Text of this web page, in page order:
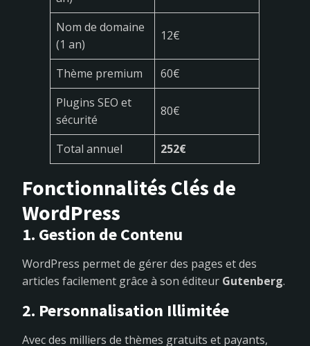
Nom de domaine
(1 an)
12€
Thème premium
60€
Plugins SEO et
sécurité
80€
Total annuel 252€
Fonctionnalités Clés de
WordPress
1. Gestion de Contenu
WordPress permet de gérer des pages et des
articles facilement grâce à son éditeur Gutenberg.
2. Personnalisation Illimitée
Avec des milliers de thèmes gratuits et payants,